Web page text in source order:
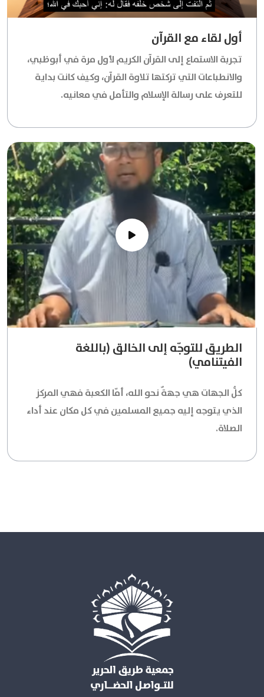
أول لقاء مع القرآن
تجربة الاستماع إلى القرآن الكريم لأول مرة في أبوظبي،
والانطباعات التي تركتها تلاوة القرآن، وكيف كانت بداية
للتعرف على رسالة الإسلام والتأمل في معانيه.
الطريق للتوجّه إلى الخالق (باللغة
الفيتنامي)
كلُّ الجهات هي جهةٌ نحو الله، أمّا الكعبة فهي المركز
الذي يتوجه إليه جميع المسلمين في كل مكان عند أداء
الصلاة.